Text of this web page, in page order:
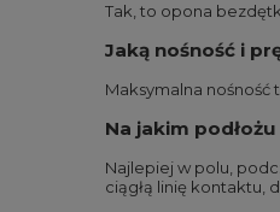
Tak, to opona
Jaką nośność i
Maksymalna nośność
Na jakim
Najlepiej w polu,
ciągłą linię kontaktu,